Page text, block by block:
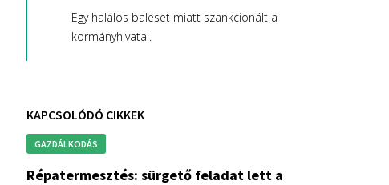
Egy halálos baleset miatt szankcionált a
kormányhivatal.
KAPCSOLÓDÓ CIKKEK
GAZDÁLKODÁS
répatermesztés: sürgető feladat lett a